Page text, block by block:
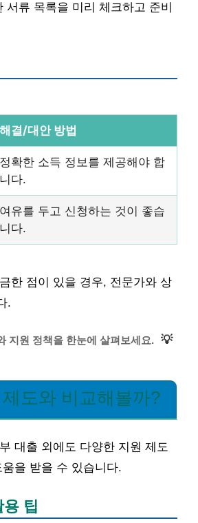
서류 목록을 미리 체크하고 준비
해결/대안 방법
정확한 소득 정보를 제공해야 합
니다.
여유를 두고 신청하는 것이 좋습
니다.
한 점이 있을 경우, 전문가와 상
.
지원 정책을 한눈에 살펴보세요. 💡
도와 비교해볼까?
대출 외에도 다양한 지원 제도
을 받을 수 있습니다.
팁